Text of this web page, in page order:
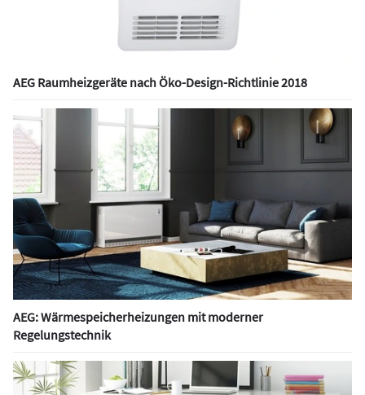
AEG Raumheizgeräte nach Öko-Design-Richtlinie 2018
AEG: Wärmespeicherheizungen mit moderner
Regelungstechnik